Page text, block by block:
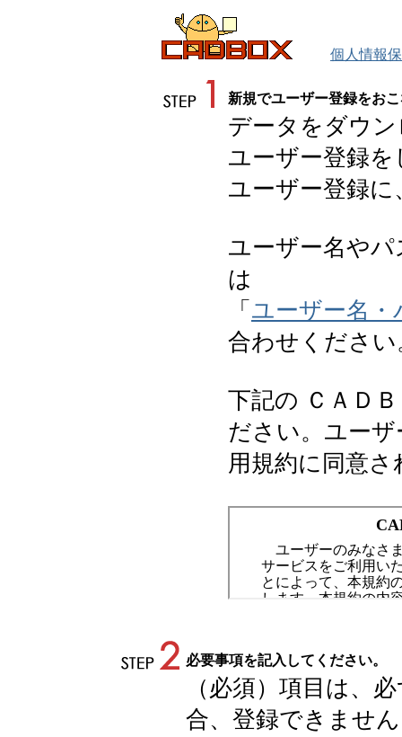
個人情報
新規でユーザー登録をお
データをダウ
ユーザー登録
ユーザー登録
ユーザー名や
は
「 ユーザー名
合わせください
下記の ＣＡＤ
ださい。ユー
用規約に同意
必要事項を記入してください。
（必須）項目は、
合、登録できませ